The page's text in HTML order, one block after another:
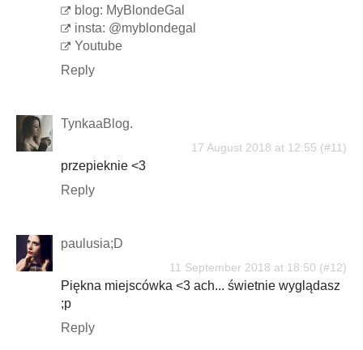
blog: MyBlondeGal
insta: @myblondegal
Youtube
Reply
TynkaaBlog.
17 August 2018 at 12:55
przepieknie <3
Reply
paulusia;D
11 September 2018 at 18:50
Piękna miejscówka <3 ach... świetnie wyglądasz
;p
Reply